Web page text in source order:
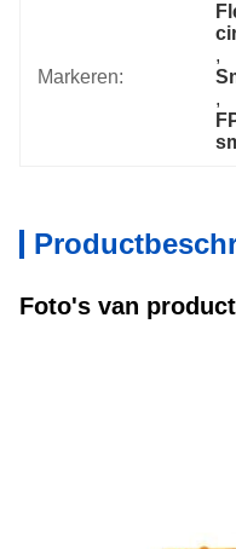
Markeren:
,
,
Foto's van